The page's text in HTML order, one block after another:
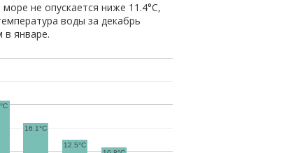
не опускается ниже 11.4°C,
воды за декабрь
в январе.
16.1°C
12.5°C